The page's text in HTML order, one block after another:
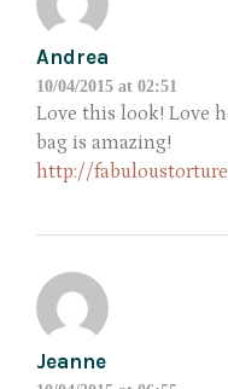
Andrea
10/04/2015 at 02:51
Love this look! Love
bag is amazing!
http://
Jeanne